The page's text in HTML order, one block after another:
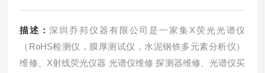
描述：深圳乔邦仪器有限公司是一家集X荧光光谱仪
（RoHS检测仪，膜厚测试仪，水泥钢铁多元素分析仪）
维修、X射线荧光仪器 光谱仪维修 探测器维修、光谱仪买